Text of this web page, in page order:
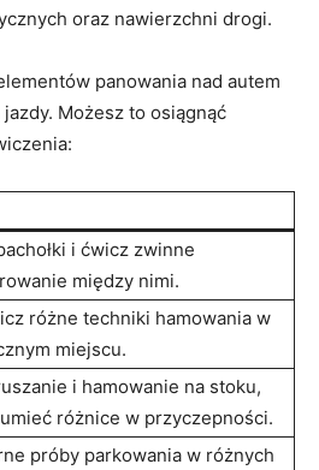
oraz nawierzchni drogi.
panowania nad ​autem​
Możesz to osiągnąć
i ćwicz zwinne
między nimi.
różne techniki hamowania w
miejscu.
i​ hamowanie na stoku,
różnice w przyczepności.
próby parkowania w różnych